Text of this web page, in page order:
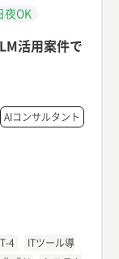
夜OK
活用案件で
AIコンサルタント
4
ITツール導